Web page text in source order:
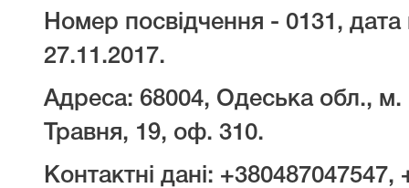
Номер посвідчення - 0131, дата
27.11.2017.
Адреса: 68004, Одеська обл.,
Травня, 19, оф. 310.
Контактні дані: +380487047547,